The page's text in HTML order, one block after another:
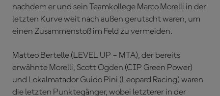
nachdem er und sein Teamkollege Marco Morelli in der
letzten Kurve weit nach außen gerutscht waren, um
einen Zusammenstoß im Feld zu vermeiden.
Matteo Bertelle (LEVEL UP – MTA), der bereits
erwähnte Morelli, Scott Ogden (CIP Green Power)
und Lokalmatador Guido Pini (Leopard Racing) waren
die letzten Punktegänger, wobei letzterer in der